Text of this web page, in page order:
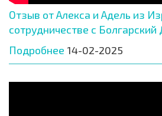
Отзыв от Алекса и Адель из
сотрудничестве с
Подробнее 14-02-2025